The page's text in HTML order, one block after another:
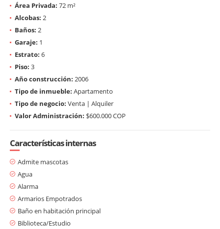
Área Privada: 72 m²
Alcobas: 2
Baños: 2
Garaje: 1
Estrato: 6
Piso: 3
Año construcción: 2006
Tipo de inmueble: Apartamento
Tipo de negocio: Venta | Alquiler
Valor Administración: $600.000 COP
Características internas
Admite mascotas
Agua
Alarma
Armarios Empotrados
Baño en habitación principal
Biblioteca/Estudio